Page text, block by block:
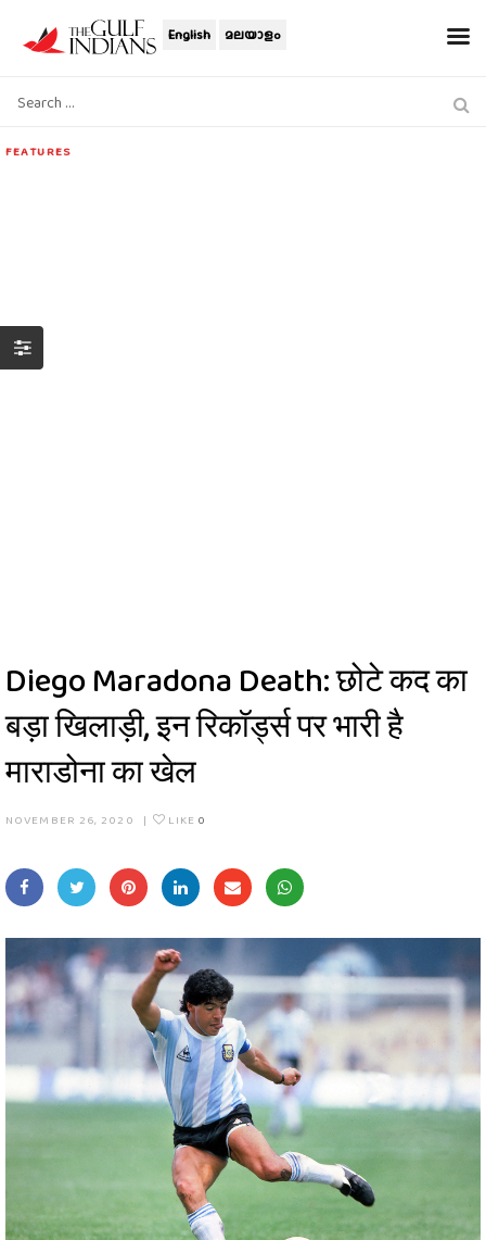
English മലയാളം
FEATURES
Diego Maradona Death: छोटे कद का
बड़ा खिलाड़ी, इन रिकॉर्ड्स पर भारी है
माराडोना का खेल
NOVEMBER 26, 2020 | LIKE 0